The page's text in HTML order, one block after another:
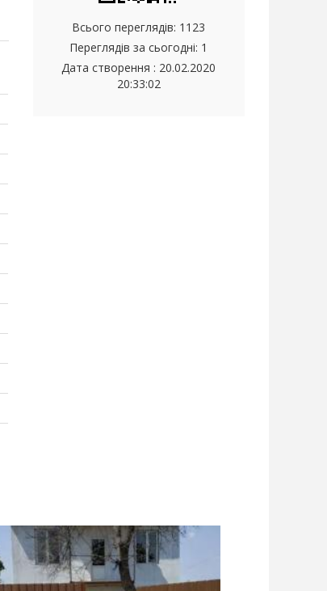
Всього переглядів: 1123
Переглядів за сьогодні: 1
Дата створення : 20.02.2020
20:33:02